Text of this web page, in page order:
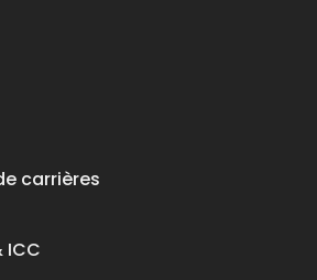
carrières
ICC